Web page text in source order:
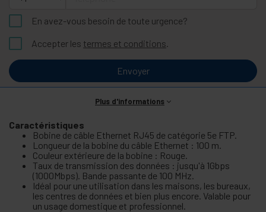
En avez-vous besoin de toute urgence?
Accepter les termes et conditions.
Envoyer
Plus d'informations
Caractéristiques
Bobine de câble Ethernet RJ45 de catégorie 5e FTP.
Longueur de la bobine du câble Ethernet : 100 m.
Couleur extérieure de la bobine : Rouge.
Taux de transmission des données : jusqu'à 1Gbps
(1000Mbps). Bande passante de 100 MHz.
Idéal pour une utilisation dans les maisons, les bureaux,
les centres de données et bien plus encore. Valable pour
un usage domestique et professionnel.